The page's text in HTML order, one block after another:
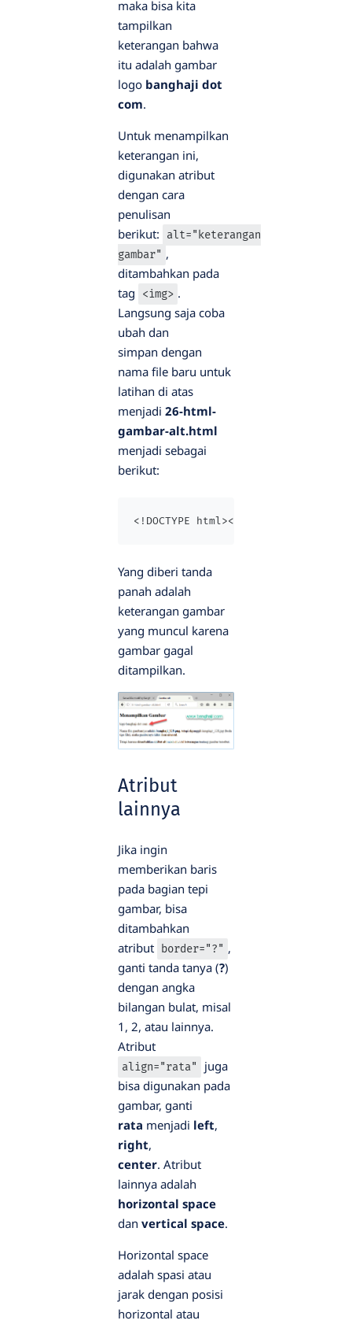
maka bisa kita
tampilkan
keterangan bahwa
itu adalah gambar
logo banghaji dot
com.
Untuk menampilkan
keterangan ini,
digunakan atribut
dengan cara
penulisan
berikut:
alt="keterangan
gambar" ,
ditambahkan pada
tag
<img> .
Langsung saja coba
ubah dan
simpan dengan
nama file baru untuk
latihan di atas
menjadi 26-html-
gambar-alt.html
menjadi sebagai
berikut:
<!DOCTYPE html><html><head>
Yang diberi tanda
panah adalah
keterangan gambar
yang muncul karena
gambar gagal
ditampilkan.
Atribut
lainnya
Jika ingin
memberikan baris
pada bagian tepi
gambar, bisa
ditambahkan
atribut
border="?" ,
ganti tanda tanya (?)
dengan angka
bilangan bulat, misal
1, 2, atau lainnya.
Atribut
align="rata"
juga
bisa digunakan pada
gambar, ganti
rata menjadi left,
right,
center. Atribut
lainnya adalah
horizontal space
dan vertical space.
Horizontal space
adalah spasi atau
jarak dengan posisi
horizontal atau